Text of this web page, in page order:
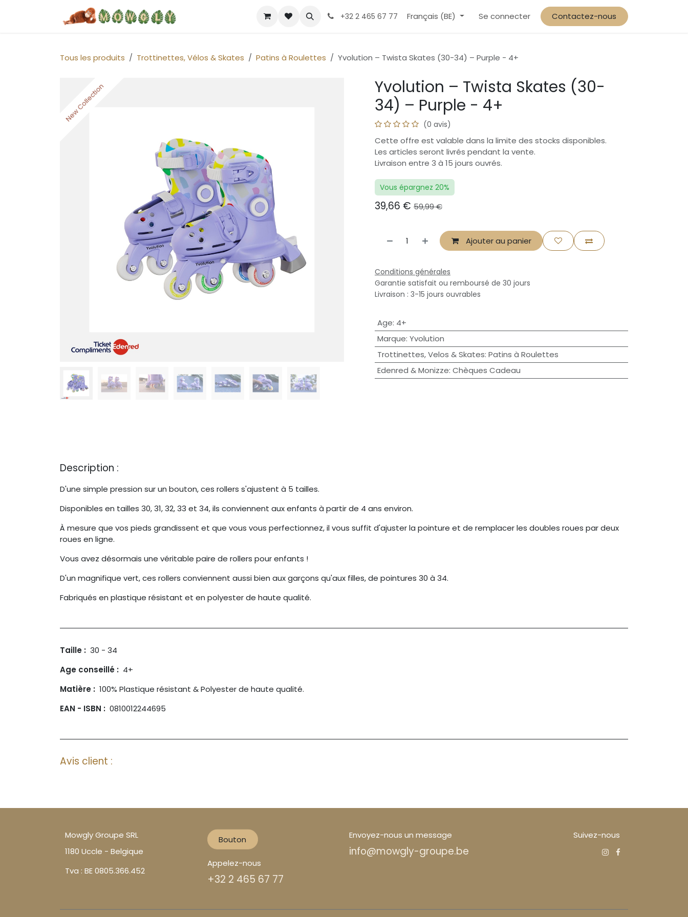
Boutique Help Rendez-vous Contact Us À propos Tarif solidaire & préférentiel familles
+32 2 465 67 77 Français (BE) Se connecter Contactez-nous
Tous les produits Trottinettes, Vélos & Skates Patins à Roulettes Yvolution – Twista Skates (30-34) – Purple - 4+
New Collection
New Collection
Yvolution – Twista Skates (30-
34) – Purple - 4+
(0 avis)
Cette offre est valable dans la limite des stocks disponibles.
Les articles seront livrés pendant la vente.
Livraison entre 3 à 15 jours ouvrés.
Vous épargnez 20%
39,66 € 59,99€
Ajouter au panier
Conditions générales
Garantie satisfait ou remboursé de 30 jours
Livraison : 3-15 jours ouvrables
Age: 4+
Marque: Yvolution
Trottinettes, Velos & Skates: Patins à Roulettes
Edenred & Monizze: Chèques Cadeau
Description :
D'une simple pression sur un bouton, ces rollers s'ajustent à 5 tailles.
Disponibles en tailles 30, 31, 32, 33 et 34, ils conviennent aux enfants à partir de 4 ans environ.
À mesure que vos pieds grandissent et que vous vous perfectionnez, il vous suffit d'ajuster la pointure et de remplacer les doubles roues par deux
roues en ligne.
Vous avez désormais une véritable paire de rollers pour enfants !
D'un magnifique vert, ces rollers conviennent aussi bien aux garçons qu'aux filles, de pointures 30 à 34.
Fabriqués en plastique résistant et en polyester de haute qualité.
Taille : 30 - 34
Age conseillé : 4+
Matière : 100% Plastique résistant & Polyester de haute qualité.
EAN - ISBN : 0810012244695
Avis client :
Bouton
Appelez-nous
+32 2 465 67 77
Envoyez-nous un message
info@mowgly-groupe.be
Suivez-nous
Mowgly Groupe SRL
1180 Uccle - Belgique
Tva : BE 0805.366.452